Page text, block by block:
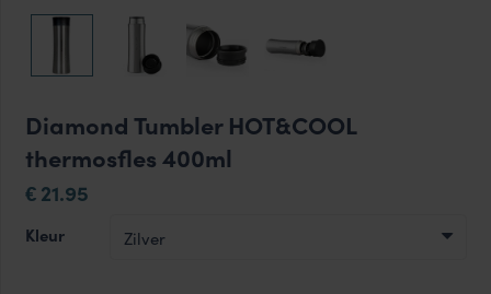
Diamond Tumbler HOT&COOL
thermosfles 400ml
€ 21.95
Kleur